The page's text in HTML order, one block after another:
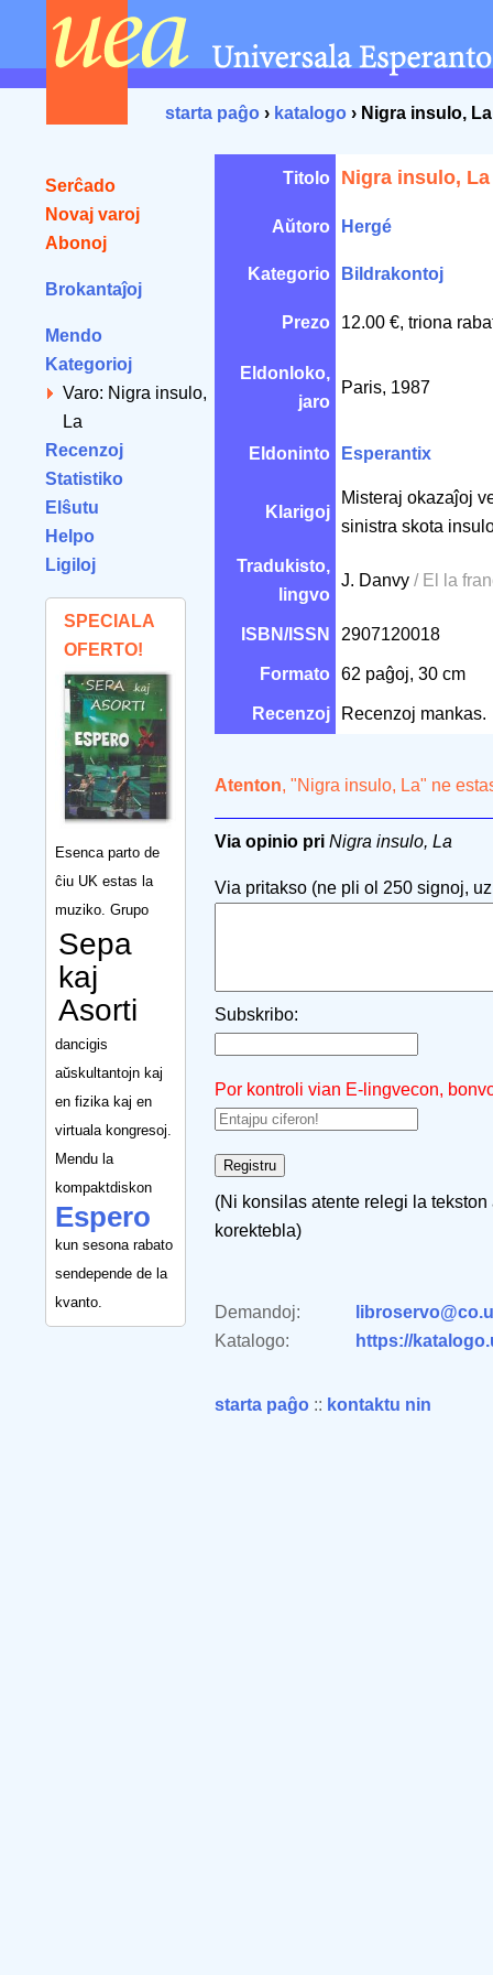
starta paĝo › katalogo › Nigra insulo, La
Serĉado
Novaj varoj
Abonoj
Brokantaĵoj
Mendo
Kategorioj
Varo: Nigra insulo,
La
Recenzoj
Statistiko
Elŝutu
Helpo
Ligiloj
SPECIALA
OFERTO!
Esenca parto de
ĉiu UK estas la
muziko. Grupo
Sepa
kaj
Asorti
dancigis
aŭskultantojn kaj
en fizika kaj en
virtuala kongresoj.
Mendu la
kompaktdiskon
Espero
kun sesona rabato
sendepende de la
kvanto.
Titolo Nigra insulo, La
Aŭtoro Hergé
Kategorio Bildrakontoj
Prezo 12.00 €, triona
Eldonloko,
jaro
Paris, 1987
Eldoninto Esperantix
Klarigoj
Misteraj okazaĵoj
sinistra skota
Tradukisto,
lingvo
J. Danvy / El la
ISBN/ISSN 2907120018
Formato 62 paĝoj, 30 cm
Recenzoj Recenzoj mankas.
Atenton, "Nigra insulo, La" ne
Via opinio pri Nigra insulo, La
Via pritakso (ne pli ol 250 signoj,
Subskribo:
Por kontroli vian E-lingvecon,
(Ni konsilas atente relegi la
korektebla)
Demandoj:
Katalogo:
https://
starta paĝo :: kontaktu nin